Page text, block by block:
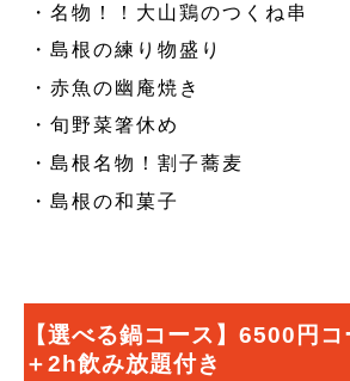
・名物！！大山鶏のつくね串
・島根の練り物盛り
・赤魚の幽庵焼き
・旬野菜箸休め
・島根名物！割子蕎麦
・島根の和菓子
【選べる鍋コース】6500円
＋2h飲み放題付き